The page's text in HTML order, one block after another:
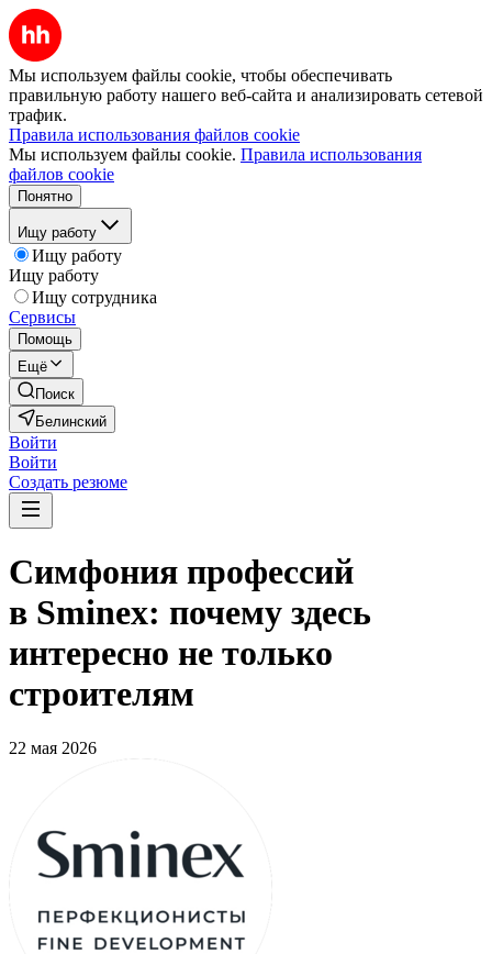
Мы используем файлы cookie, чтобы обеспечивать
правильную работу нашего веб-сайта и анализировать сетевой
трафик.
Правила использования файлов cookie
Мы используем файлы cookie. Правила использования
файлов cookie
Понятно
Ищу работу
Ищу работу
Ищу работу
Ищу сотрудника
Сервисы
Помощь
Ещё
Поиск
Белинский
Войти
Войти
Создать резюме
Симфония профессий
в Sminex: почему здесь
интересно не только
строителям
22 мая 2026